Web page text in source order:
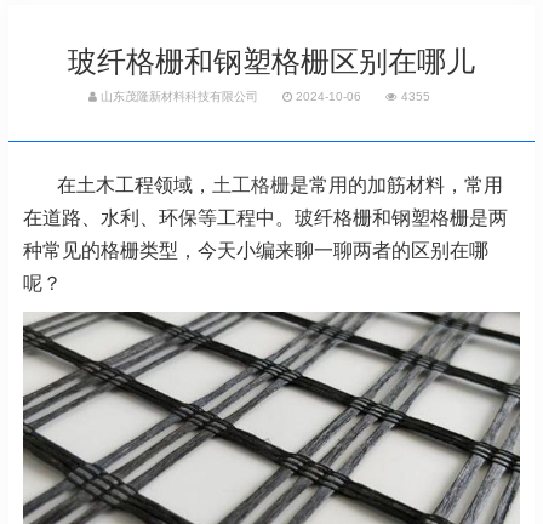
玻纤格栅和钢塑格栅区别在哪儿
山东茂隆新材料科技有限公司 2024-10-06 4355
在土木工程领域， 土工格栅是常用的加筋材料，常用
在道路、水利、环保等工程中。玻纤格栅和钢塑格栅是两
种常见的格栅类型，今天小编来聊一聊两者的区别在哪
呢？